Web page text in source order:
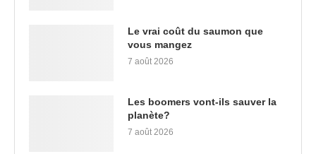
Le vrai coût du saumon que
vous mangez
7 août 2026
Les boomers vont-ils sauver la
planète?
7 août 2026